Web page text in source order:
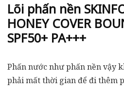
Lõi phấn nền
HONEY COVER
SPF50+ PA+++
Phấn nước như phấn nền vậy
phải mất thời gian để đi thêm